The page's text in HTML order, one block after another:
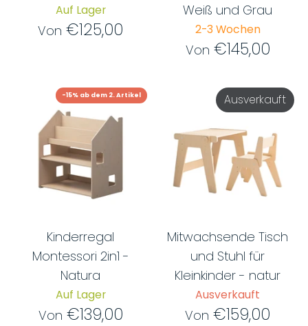
Auf Lager
Von €125,00
Weiß und Grau
2-3 Wochen
Von €145,00
Kinderregal
Montessori 2in1 -
Natura
Auf Lager
Von €139,00
-15% ab dem 2. Artikel
Mitwachsende Tisch
und Stuhl für
Kleinkinder - natur
Ausverkauft
Von €159,00
Ausverkauft